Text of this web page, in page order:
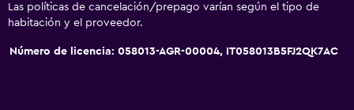
Cafetera
Las políticas de cancelación/prepago varían según el tipo de
habitación y el proveedor.
Número de licencia: 058013-AGR-00004, IT058013B5FJ2QK7AC